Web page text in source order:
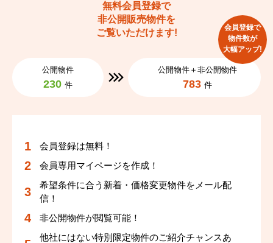
無料会員登録で
非公開販売物件を
ご覧いただけます!
公開物件
230 件
公開物件＋非公開物件
783 件
会員登録で
物件数が
大幅アップ!
会員登録は無料！
会員専用マイページを作成！
希望条件に合う新着・価格変更物件をメール配
信！
非公開物件が閲覧可能！
他社にはない特別限定物件のご紹介チャンスあ